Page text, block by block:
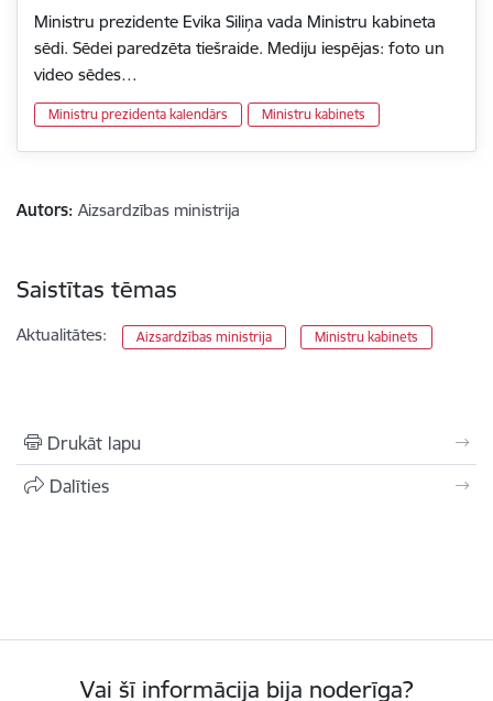
Ministru prezidente Evika Siliņa vada Ministru kabineta
sēdi. Sēdei paredzēta tiešraide. Mediju iespējas: foto un
video sēdes…
Ministru prezidenta kalendārs Ministru kabinets
Autors: Aizsardzības ministrija
Saistītas tēmas
Aktualitātes: Aizsardzības ministrija Ministru kabinets
Drukāt lapu
Dalīties
Vai šī informācija bija noderīga?